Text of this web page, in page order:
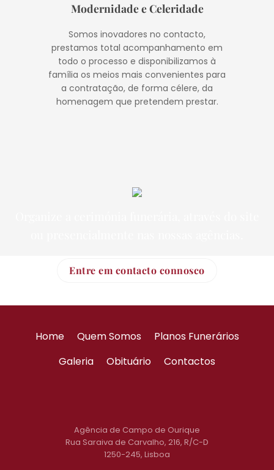
Modernidade e Celeridade
Somos inovadores no contacto,
prestamos total acompanhamento em
todo o processo e disponibilizamos à
família os meios mais convenientes para
a contratação, de forma célere, da
homenagem que pretendem prestar.
Entre em contacto connosco
Home Quem Somos
Planos Funerários
Galeria
Obituário Contactos
Agência de Campo de Ourique
Rua Saraiva de Carvalho, 216, R/C-D
1250-245, Lisboa